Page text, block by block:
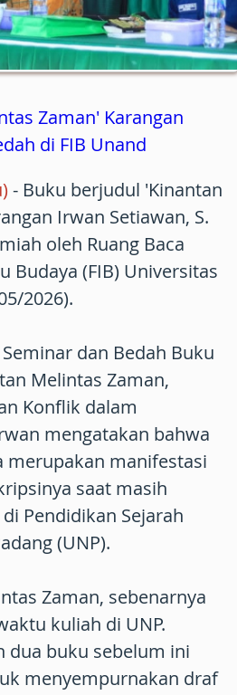
Zaman' Karangan
di FIB Unand
- Buku berjudul 'Kinantan
Irwan Setiawan, S.
oleh Ruang Baca
Budaya (FIB) Universitas
2026).
dan Bedah Buku
Melintas Zaman,
Konflik dalam
mengatakan bahwa
merupakan manifestasi
saat masih
Pendidikan Sejarah
(UNP).
Zaman, sebenarnya
kuliah di UNP.
dua buku sebelum ini
menyempurnakan draf